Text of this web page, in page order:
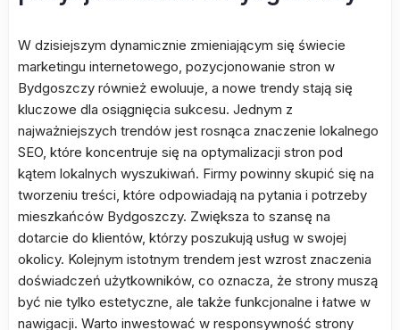
W dzisiejszym dynamicznie zmieniającym się świecie
marketingu internetowego, pozycjonowanie stron w
Bydgoszczy również ewoluuje, a nowe trendy stają się
kluczowe dla osiągnięcia sukcesu. Jednym z
najważniejszych trendów jest rosnąca znaczenie lokalnego
SEO, które koncentruje się na optymalizacji stron pod
kątem lokalnych wyszukiwań. Firmy powinny skupić się na
tworzeniu treści, które odpowiadają na pytania i potrzeby
mieszkańców Bydgoszczy. Zwiększa to szansę na
dotarcie do klientów, którzy poszukują usług w swojej
okolicy. Kolejnym istotnym trendem jest wzrost znaczenia
doświadczeń użytkowników, co oznacza, że strony muszą
być nie tylko estetyczne, ale także funkcjonalne i łatwe w
nawigacji. Warto inwestować w responsywność strony